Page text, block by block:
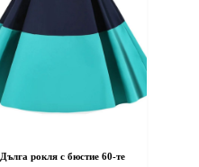
Дълга рокля с бюстие 60-те